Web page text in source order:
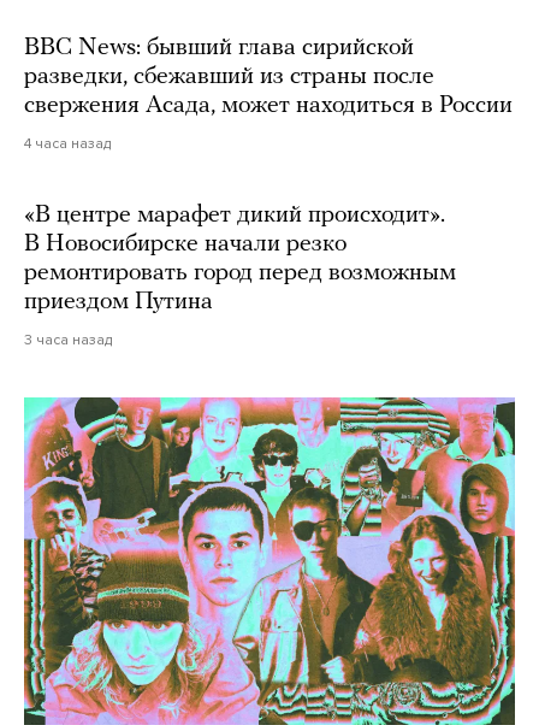
BBC News: бывший глава сирийской
разведки, сбежавший из страны после
свержения Асада, может находиться в России
4 часа назад
«В центре марафет дикий происходит».
В Новосибирске начали резко
ремонтировать город перед возможным
приездом Путина
3 часа назад